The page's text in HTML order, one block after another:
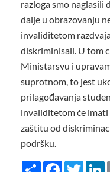
razloga smo naglasili
dalje u obrazovanju
invaliditetom
diskriminisali. U tom
Ministarsvu i
suprotnom, to jest
prilagođavanja
invaliditetom će imati
zaštitu od
podršku.
Share Facebook